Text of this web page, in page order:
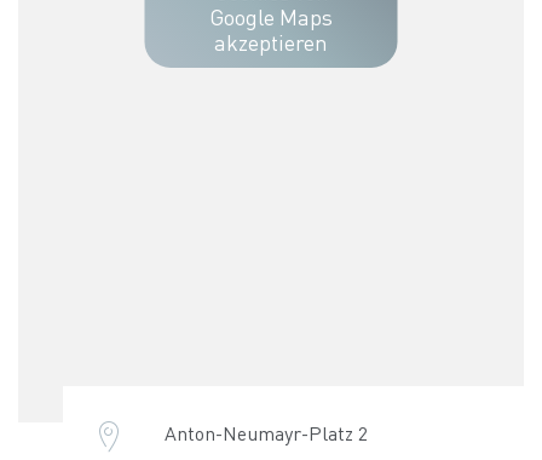
Google Maps
akzeptieren
Anton-Neumayr-Platz 2